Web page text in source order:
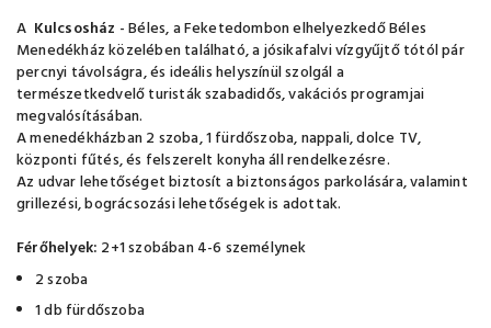
A Kulcsosház - Béles, a Feketedombon elhelyezkedő Béles
Menedékház közelében található, a jósikafalvi vízgyűjtő tótól pár
percnyi távolságra, és ideális helyszínül szolgál a
természetkedvelő turisták szabadidős, vakációs programjai
megvalósításában.
A menedékházban 2 szoba, 1 fürdőszoba, nappali, dolce TV,
központi fűtés, és felszerelt konyha áll rendelkezésre.
Az udvar lehetőséget biztosít a biztonságos parkolására, valamint
grillezési, bográcsozási lehetőségek is adottak.
Férőhelyek: 2+1 szobában 4-6 személynek
2 szoba
1 db fürdőszoba